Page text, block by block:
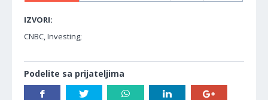
IZVORI:
CNBC, Investing;
Podelite sa prijateljima